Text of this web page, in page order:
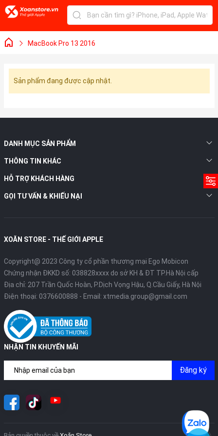
MacBook Pro 13 2016
Sản phẩm đang được cập nhật.
DANH MỤC SẢN PHẨM
THÔNG TIN KHÁC
HỖ TRỢ KHÁCH HÀNG
GỌI TƯ VẤN & KHIẾU NẠI
XOĂN STORE - THẾ GIỚI APPLE
Copyright@ 2023 Công ty cổ phần thương mại Ego Mobicon
Chứng nhận ĐKKD số: 038828xxxx do sở KH & ĐT TP.Hà Nội cấp
Địa chỉ: 207 Trần Quốc Hoàn, P.Dịch Vọng Hậu, Q.Cầu Giấy, Hà Nội
Điện thoại: 0376600888 - Email: xtmedia.group@gmail.com
NHẬN TIN KHUYẾN MÃI
Đăng ký